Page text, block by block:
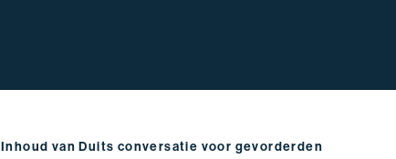
Inhoud van Duits conversatie voor gevorderden